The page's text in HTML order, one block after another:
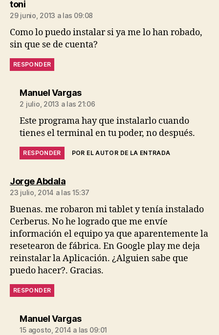
tonidice:
29 junio, 2013 a las 09:08
Como lo puedo instalar si ya me lo han robado,
sin que se de cuenta?
RESPONDER
Manuel Vargasdice:
2 julio, 2013 a las 21:06
Este programa hay que instalarlo cuando
tienes el terminal en tu poder, no después.
RESPONDER POR EL AUTOR DE LA ENTRADA
Jorge Abdaladice:
23 julio, 2014 a las 15:37
Buenas. me robaron mi tablet y tenía instalado
Cerberus. No he logrado que me envíe
información el equipo ya que aparentemente la
resetearon de fábrica. En Google play me deja
reinstalar la Aplicación. ¿Alguien sabe que
puedo hacer?. Gracias.
RESPONDER
Manuel Vargasdice:
15 agosto, 2014 a las 09:01